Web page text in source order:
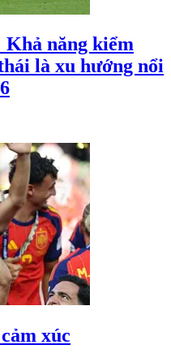
năng kiểm
là xu hướng nổi
xúc